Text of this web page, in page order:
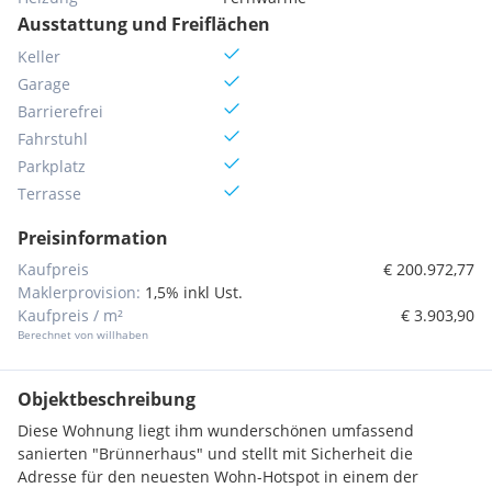
Ausstattung und Freiflächen
Keller
Garage
Barrierefrei
Fahrstuhl
Parkplatz
Terrasse
Preisinformation
Kaufpreis
€ 200.972,77
Maklerprovision: 1,5% inkl Ust.
Kaufpreis / m²
Berechnet von willhaben
€ 3.903,90
Objektbeschreibung
Diese Wohnung liegt ihm wunderschönen umfassend
sanierten "Brünnerhaus" und stellt mit Sicherheit die
Adresse für den neuesten Wohn-Hotspot in einem der